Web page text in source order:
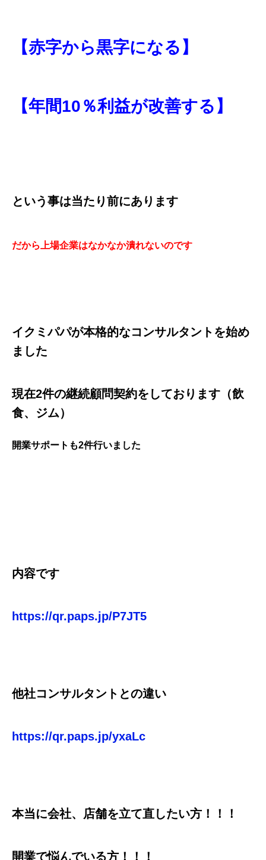
【赤字から黒字になる】
【年間10％利益が改善する】
という事は当たり前にあります
だから上場企業はなかなか潰れないのです
イクミパパが本格的なコンサルタントを始め
ました
現在2件の継続顧問契約をしております（飲
食、ジム）
開業サポートも2件行いました
内容です
https://qr.paps.jp/P7JT5
他社コンサルタントとの違い
https://qr.paps.jp/yxaLc
本当に会社、店舗を立て直したい方！！！
開業で悩んでいる方！！！